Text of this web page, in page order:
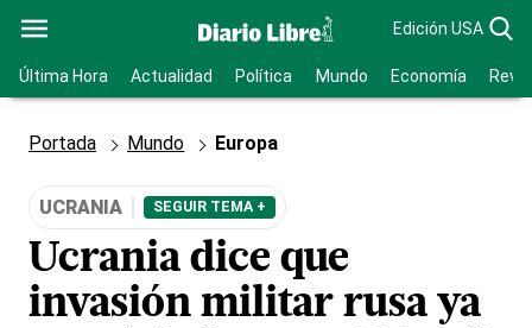
Edición USA
Última Hora Actualidad Política Mundo Economía
Portada Mundo Europa
UCRANIA SEGUIR TEMA +
Ucrania dice que
invasión militar rusa ya